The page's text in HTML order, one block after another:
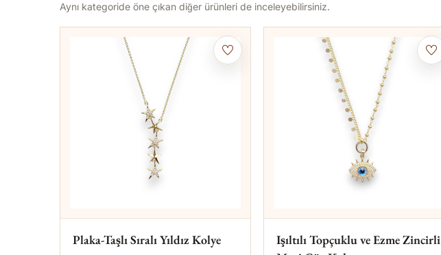
Aynı kategoride öne çıkan diğer ürünleri de inceleyebilirsiniz.
Plaka-Taşlı Sıralı Yıldız Kolye
Işıltılı Topçuklu ve Ezme Zincirli